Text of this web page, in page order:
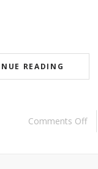
READING
Comments Off